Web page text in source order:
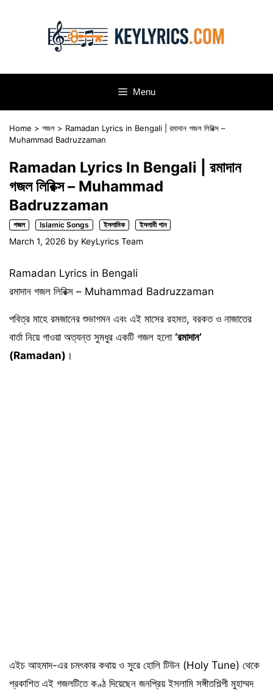
Menu
Home > গজল > Ramadan Lyrics in Bengali | রমাদান গজল লিরিক্স –
Muhammad Badruzzaman
Ramadan Lyrics In Bengali | রমাদান
গজল লিরিক্স – Muhammad
Badruzzaman
গজল Islamic Songs ইসলামিক ইসলামী গান
March 1, 2026 by KeyLyrics Team
Ramadan Lyrics in Bengali
রমাদান গজল লিরিক্স – Muhammad Badruzzaman
পবিত্র মাহে রমজানের শুভাগমন এবং এই মাসের রহমত, বরকত ও নাজাতের
বার্তা নিয়ে গাওয়া অত্যন্ত সুমধুর একটি গজল হলো ‘রমাদান’
(Ramadan) ।
এইচ আহমাদ-এর চমৎকার কথায় ও সুরে হোলি টিউন (Holy Tune) থেকে
প্রকাশিত এই গজলটিতে কণ্ঠ দিয়েছেন জনপ্রিয় ইসলামি সঙ্গীতশিল্পী মুহাম্মদ